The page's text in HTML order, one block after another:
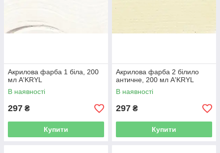
Акрилова фарба 1 біла, 200
мл A'KRYL
В наявності
297 ₴
Купити
Акрилова фарба 2 білило
античне, 200 мл A'KRYL
В наявності
297 ₴
Купити